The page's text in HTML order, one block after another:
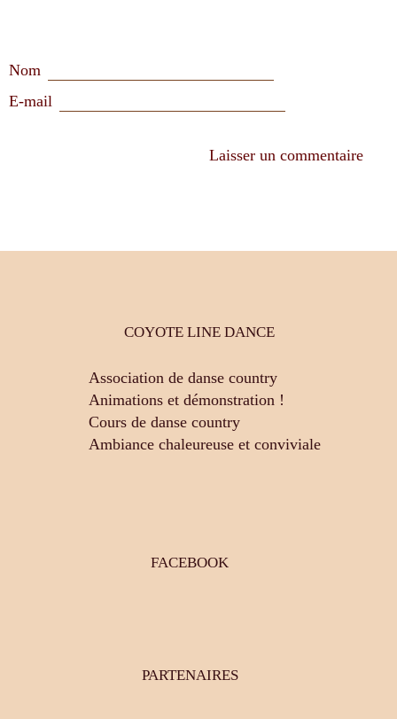
Nom
E-mail
COYOTE LINE DANCE
Association de danse country
Animations et démonstration !
Cours de danse country
Ambiance chaleureuse et conviviale
FACEBOOK
PARTENAIRES